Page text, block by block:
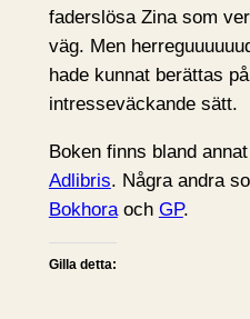
faderslösa Zina som
väg. Men
hade kunnat berättas
intresseväckande sätt.
Boken finns bland
Adlibris. Några andra
Bokhoraoch GP.
Gilla detta: